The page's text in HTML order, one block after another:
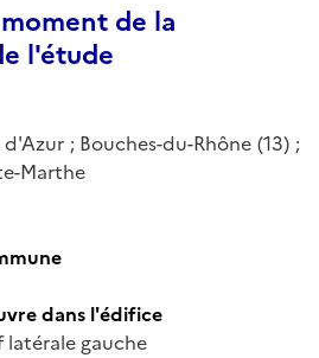
de la
l'étude
; Bouches-du-Rhône (13) ;
Marthe
dans l'édifice
latérale gauche